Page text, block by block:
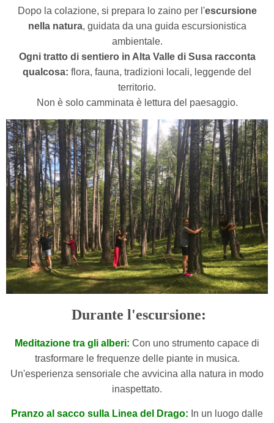
Dopo la colazione, si prepara lo zaino per l'escursione
nella natura, guidata da una guida escursionistica
ambientale.
Ogni tratto di sentiero in Alta Valle di Susa racconta
qualcosa: flora, fauna, tradizioni locali, leggende del
territorio.
Non è solo camminata è lettura del paesaggio.
Durante l'escursione:
Meditazione tra gli alberi: Con uno strumento capace di
trasformare le frequenze delle piante in musica.
Un'esperienza sensoriale che avvicina alla natura in modo
inaspettato.
Pranzo al sacco sulla Linea del Drago: In un luogo dalle